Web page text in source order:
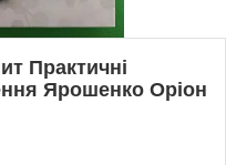
Практичні
Ярошенко Оріон